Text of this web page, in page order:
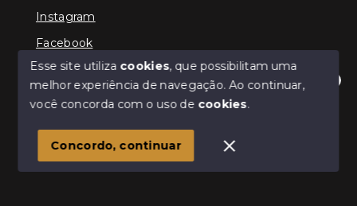
Olá! Estamos disponíveis para te ajudar.
Instagram
Facebook
© Copyright 2026 - Kenner Caixeta - Corretor de
SITE PARA IMOBILIARIA
Esse site utiliza cookies, que possibilitam uma
melhor experiência de navegação.Ao continuar,
você concorda com o uso de cookies.
Concordo, continuar